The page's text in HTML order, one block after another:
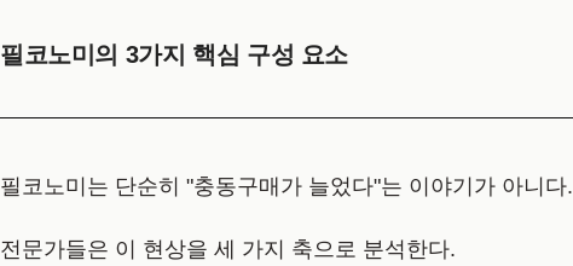
필코노미의 3가지 핵심 구성 요소
필코노미는 단순히 "충동구매가 늘었다"는 이야기가 아니다.
전문가들은 이 현상을 세 가지 축으로 분석한다.